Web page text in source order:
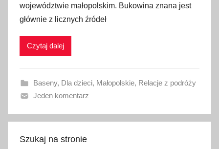
l
i
w
n
o
8
l
województwie małopolskim. Bukowina znana jest
głównie z licznych źródeł
Czytaj dalej
Baseny, Dla dzieci, Małopolskie, Relacje z podróży
Jeden komentarz
Szukaj na stronie